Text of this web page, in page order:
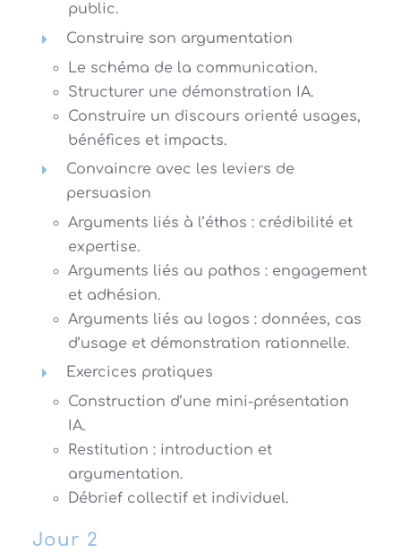
public.
Construire son argumentation
Le schéma de la communication.
Structurer une démonstration IA.
Construire un discours orienté usages,
bénéfices et impacts.
Convaincre avec les leviers de
persuasion
Arguments liés à l’éthos : crédibilité et
expertise.
Arguments liés au pathos : engagement
et adhésion.
Arguments liés au logos : données, cas
d’usage et démonstration rationnelle.
Exercices pratiques
Construction d’une mini-présentation
IA.
Restitution : introduction et
argumentation.
Débrief collectif et individuel.
Jour 2